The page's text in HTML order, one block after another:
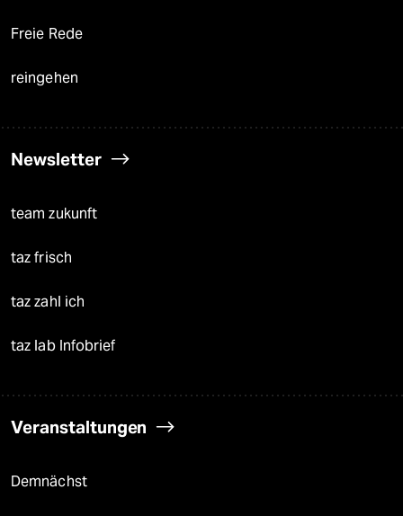
Freie Rede
reingehen
Newsletter
team zukunft
taz frisch
taz zahl ich
taz lab Infobrief
Veranstaltungen
Demnächst